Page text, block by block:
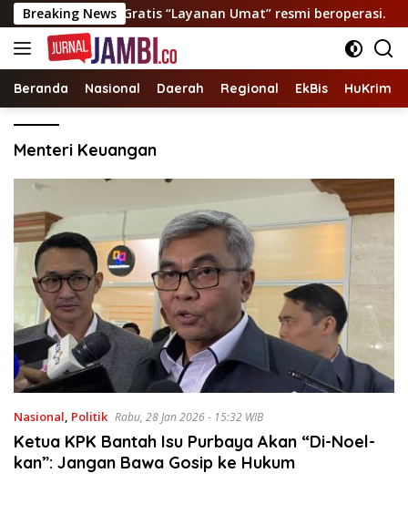
Langsung
ke
konten
Breaking News
Ambulance Gratis “Layanan Umat” resmi beroperasi.
Beranda Nasional Daerah Regional EkBis HuKrim
Menteri Keuangan
Nasional, Politik Rabu, 28 Jan 2026 - 15:32 WIB
Ketua KPK Bantah Isu Purbaya Akan “Di-Noel-
kan”: Jangan Bawa Gosip ke Hukum